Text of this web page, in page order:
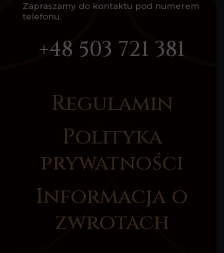
Zapraszamy do kontaktu pod numerem
telefonu.
+48 503 721 381
Regulamin
Polityka
prywatności
Informacja o
zwrotach